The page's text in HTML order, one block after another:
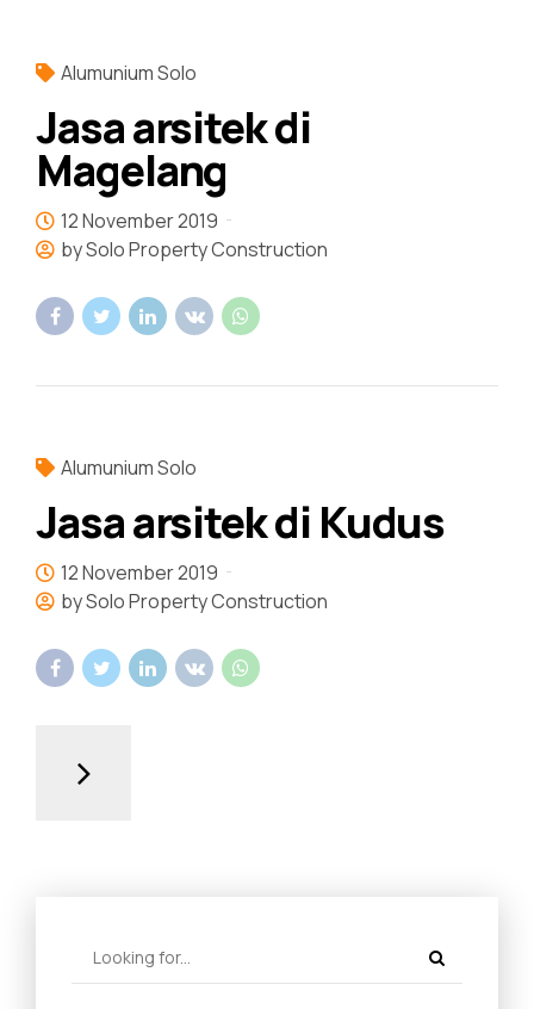
Alumunium Solo
Jasa arsitek di
Magelang
12 November 2019
by Solo Property Construction
Alumunium Solo
Jasa arsitek di Kudus
12 November 2019
by Solo Property Construction